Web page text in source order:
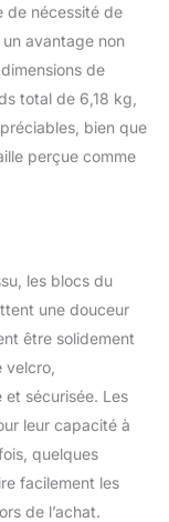
en
à
douce et
de
cachée :
pour
sur les
de votre
d'une
éclair
de nécessité de
avantage non
de
total de 6,18 kg,
bien que
perçue comme
les blocs du
une douceur
être solidement
sécurisée. Les
leur capacité à
quelques
facilement les
de l’achat.